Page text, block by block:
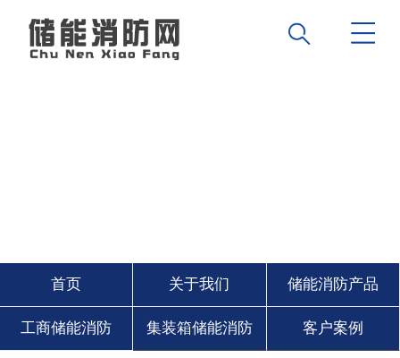
首页 关于我们 储能消防产品
工商储能消防 集装箱储能消防 客户案例